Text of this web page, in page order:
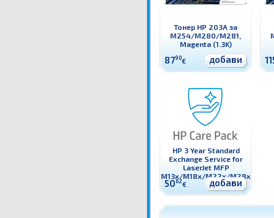
Тонер HP 203A за
M254/M280/M281,
Magenta (1.3K)
8790€ добави
HP 3 Year Standard
Exchange Service for
LaserJet MFP
M13x/M18x/M22x/M28x
5062€ добави